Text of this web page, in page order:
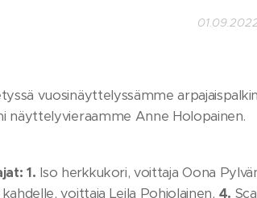
vuosinäyttelyssämme
näyttelyvieraamme Anne Holopainen.
1. Iso herkkukori, voittaja Oona
voittaja Leila Pohjolainen, 4.